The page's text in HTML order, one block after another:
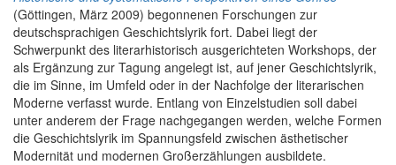
(Göttingen, März 2009) begonnenen Forschungen zur
deutschsprachigen Geschichtslyrik fort. Dabei liegt der
Schwerpunkt des literarhistorisch ausgerichteten Workshops, der
als Ergänzung zur Tagung angelegt ist, auf jener Geschichtslyrik,
die im Sinne, im Umfeld oder in der Nachfolge der literarischen
Moderne verfasst wurde. Entlang von Einzelstudien soll dabei
unter anderem der Frage nachgegangen werden, welche Formen
die Geschichtslyrik im Spannungsfeld zwischen ästhetischer
Modernität und modernen Großerzählungen ausbildete.